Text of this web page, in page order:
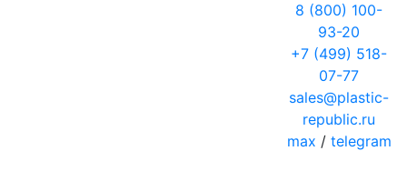
8 (800) 100-
93-20
+7 (499) 518-
07-77
sales@plastic-
republic.ru
max / telegram